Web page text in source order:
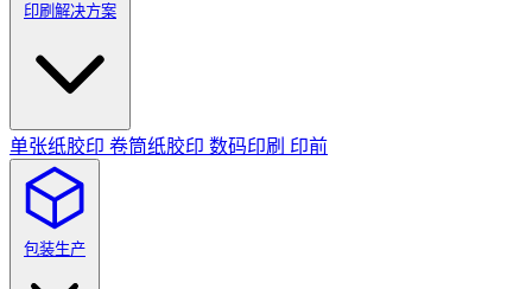
印刷解决方案
单张纸胶印 卷筒纸胶印 数码印刷 印前
包装生产